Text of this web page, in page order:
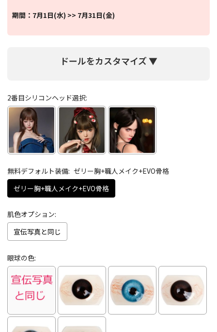
期間：7月1日(水) >> 7月31日(金)
ドールをカスタマイズ ▼
2番目シリコンヘッド選択:
無料デフォルト装備: ゼリー胸+職人メイク+EVO骨格
ゼリー胸+職人メイク+EVO骨格
肌色オプション:
宣伝写真と同じ
眼球の色: